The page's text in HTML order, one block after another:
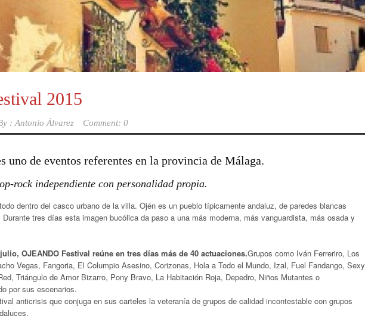
2015
: Antonio Álvarez Comment: 0
uno de eventos referentes en la provincia de Málaga.
rock independiente con personalidad propia.
dentro del casco urbano de la villa. Ojén es un pueblo típicamente andaluz, de paredes blancas
tres días esta imagen bucólica da paso a una más moderna, más vanguardista, más osada y
OJEANDO Festival reúne en tres días más de 40 actuaciones.Grupos como Iván Ferreriro, Los
Vegas, Fangoria, El Columpio Asesino, Corizonas, Hola a Todo el Mundo, Izal, Fuel Fandango, Sexy
Triángulo de Amor Bizarro, Pony Bravo, La Habitación Roja, Depedro, Niños Mutantes o
por sus escenarios.
anticrisis que conjuga en sus carteles la veteranía de grupos de calidad incontestable con grupos